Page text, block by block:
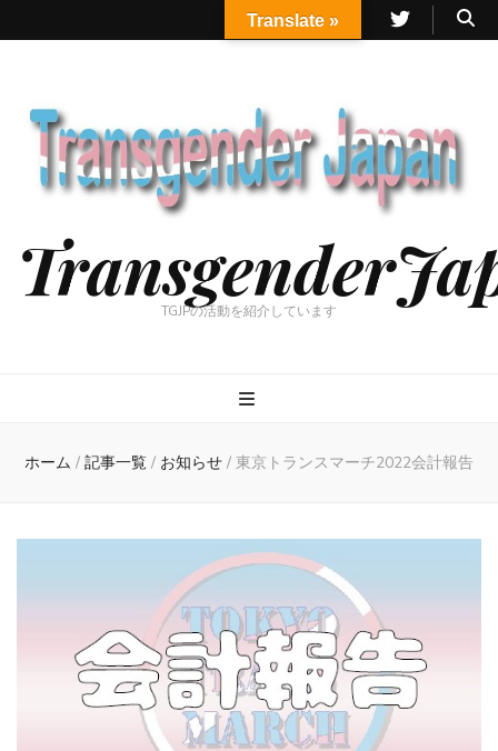
TGJPの活動を紹介しています
ホーム / 記事一覧 / お知らせ / 東京トランスマーチ2022会計報告
Translate »